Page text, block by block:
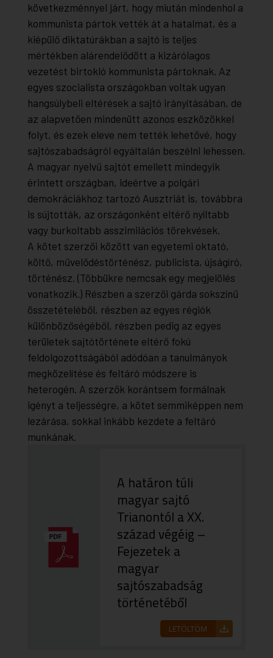
következménnyel járt, hogy miután mindenhol a
kommunista pártok vették át a hatalmat, és a
kiépülő diktatúrákban a sajtó is teljes
mértékben alárendelődött a kizárólagos
vezetést birtokló kommunista pártoknak. Az
egyes szocialista országokban voltak ugyan
hangsúlybeli eltérések a sajtó irányításában, de
az alapvetően mindenütt azonos eszközökkel
folyt, és ezek eleve nem tették lehetővé, hogy
sajtószabadságról egyáltalán beszélni lehessen.
A magyar nyelvű sajtót emellett mindegyik
érintett országban, ideértve a polgári
demokráciákhoz tartozó Ausztriát is, továbbra
is sújtották, az országonként eltérő nyíltabb
vagy burkoltabb asszimilációs törekvések.
A kötet szerzői között van egyetemi oktató,
költő, művelődéstörténész, publicista, újságíró,
történész. (Többükre nemcsak egy megjelölés
vonatkozik.) Részben a szerzői gárda sokszínű
összetételéből, részben az egyes régiók
különbözőségéből, részben pedig az egyes
területek sajtótörténete eltérő fokú
feldolgozottságából adódóan a tanulmányok
megközelítése és feltáró módszere is
heterogén. A szerzők korántsem formálnak
igényt a teljességre, a kötet semmiképpen nem
lezárása, sokkal inkább kezdete a feltáró
munkának.
A határon túli
magyar sajtó
Trianontól a XX.
század végéig –
Fejezetek a
magyar
sajtószabadság
történetéből
LETÖLTÖM